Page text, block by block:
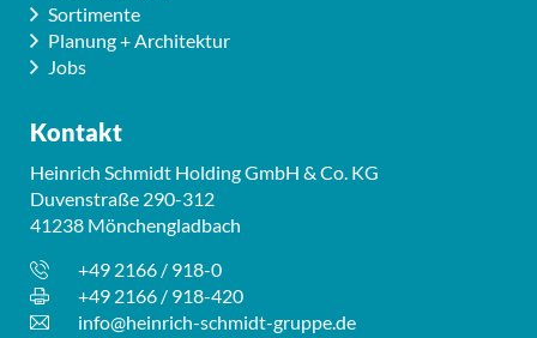
Sortimente
Planung + Architektur
Jobs
Kontakt
Heinrich Schmidt Holding GmbH & Co. KG
Duvenstraße 290-312
41238 Mönchengladbach
+49 2166 / 918-0
+49 2166 / 918-420
info@heinrich-schmidt-gruppe.de